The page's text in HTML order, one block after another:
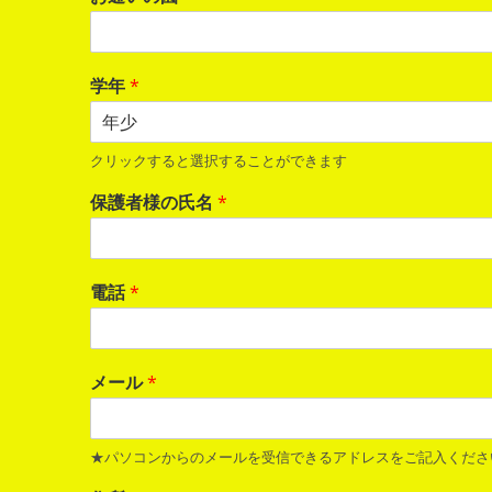
学年*
クリックすると選択することができます
保護者様の氏名*
電話*
メール*
★パソコンからのメールを受信できるアドレスをご記入くだ